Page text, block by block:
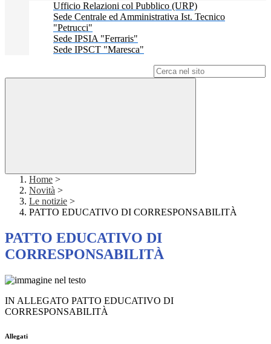
Ufficio Relazioni col Pubblico (URP)
Sede Centrale ed Amministrativa Ist. Tecnico
"Petrucci"
Sede IPSIA "Ferraris"
Sede IPSCT "Maresca"
Home >
Novità >
Le notizie >
PATTO EDUCATIVO DI CORRESPONSABILITÀ
PATTO EDUCATIVO DI
CORRESPONSABILITÀ
IN ALLEGATO PATTO EDUCATIVO DI
CORRESPONSABILITÀ
Allegati